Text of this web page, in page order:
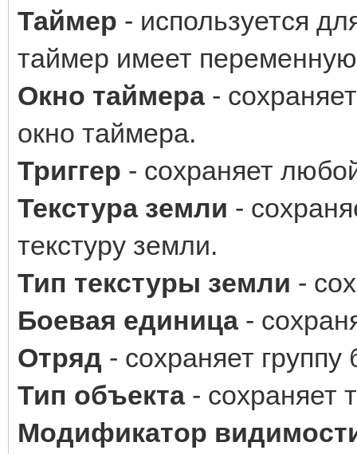
Таймер - используется
таймер имеет
Окно таймера-
окно таймера.
Триггер - сохраняет
Текстура земли -
текстуру земли.
Тип текстуры земли -
Боевая единица-
Отряд - сохраняет
Тип объекта- сохраняет
Модификатор